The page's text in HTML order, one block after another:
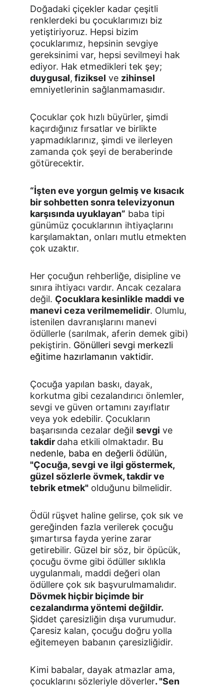
Doğadaki çiçekler kadar çeşitli
renklerdeki bu çocukla­rımızı biz
yetiştiriyoruz. Hepsi bizim
çocuklarımız, hepsinin sevgiye
gereksinimi var, hepsi sevilmeyi hak
ediyor. Hak etmedikleri tek şey;
duygusal, fiziksel ve zihinsel
emniyetlerinin sağlanmamasıdır.
Çocuklar çok hızlı büyürler, şimdi
kaçırdığınız fırsatlar ve birlikte
yapmadıklarınız, şimdi ve ilerleyen
zamanda çok şeyi de beraberinde
götürecektir.
“İşten eve yorgun gelmiş ve kısacık
bir sohbetten sonra televizyonun
karşısında uyuklayan” baba tipi
günümüz çocuklarının ihtiyaçlarını
karşıla­maktan, onları mutlu etmekten
çok uzaktır.
Her çocuğun rehberliğe, disipline ve
sınıra ihtiyacı vardır. Ancak cezalara
değil. Çocuklara kesinlikle maddi ve
manevi ceza verilmemelidir. Olumlu,
istenilen davranışlarını manevi
ödüllerle (sarılmak, aferin demek gibi)
pekiştirin. Gönülleri sevgi merkezli
eğitime hazırlamanın vaktidir.
Çocuğa yapılan bas­kı, dayak,
korkutma gibi cezalandırıcı önlemler,
sevgi ve güven ortamını zayıflatır
veya yok edebilir. Çocukların
başarısında cezalar değil sevgi ve
takdir daha etkili olmaktadır. Bu
nedenle, baba en değerli ödülün,
"Çocuğa, sevgi ve ilgi göstermek,
güzel sözlerle övmek, takdir ve
tebrik etmek" olduğunu bilmelidir.
Ödül rüşvet haline gelirse, çok sık ve
gereğinden fazla verilerek çocuğu
şımartırsa fayda yerine zarar
getirebilir. Güzel bir söz, bir öpücük,
çocuğu övme gibi ödüller sık­lıkla
uygulanmalı, maddi değeri olan
ödüllere çok sık başvu­rulmamalıdır.
Dövmek hiçbir biçimde bir
cezalandırma yöntemi değil­dir.
Şiddet çaresizliğin dışa vurumudur.
Çaresiz kalan, çocuğu doğru yolla
eğitemeyen babanın çaresizliğidir.
Kimi babalar, dayak atmazlar ama,
çocuklarını sözleriyle döverler. "Sen